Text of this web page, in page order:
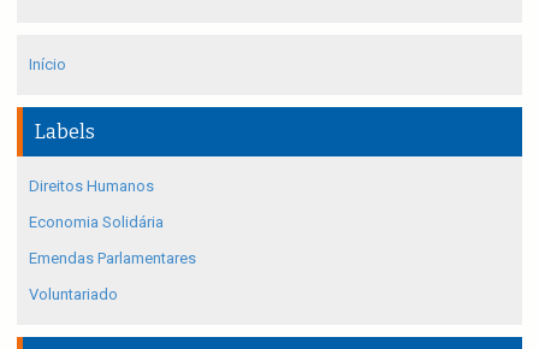
Início
Labels
Direitos Humanos
Economia Solidária
Emendas Parlamentares
Voluntariado